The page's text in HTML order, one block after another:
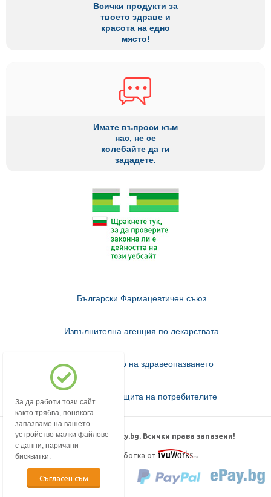
Всички продукти за
твоето здраве и
красота на едно
място!
Имате въпроси към
нас, не се
колебайте да ги
зададете.
Български Фармацевтичен съюз
Изпълнителна агенция по лекарствата
Министерство на здравеопазването
Комисия за защита на потребителите
© 2018-2026 mypharmacy.bg. Всички права запазени!
Дизайн и изработка от
За да работи този сайт
както трябва, понякога
запазваме на вашето
устройство малки файлове
с данни, наричани
бисквитки.
Съгласен съм